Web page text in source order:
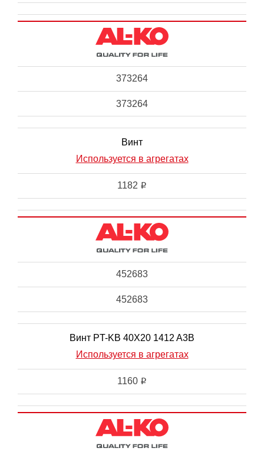
373264
373264
Винт
Используется в агрегатах
1182 i
452683
452683
Винт PT-KB 40X20 1412 A3B
Используется в агрегатах
1160 i